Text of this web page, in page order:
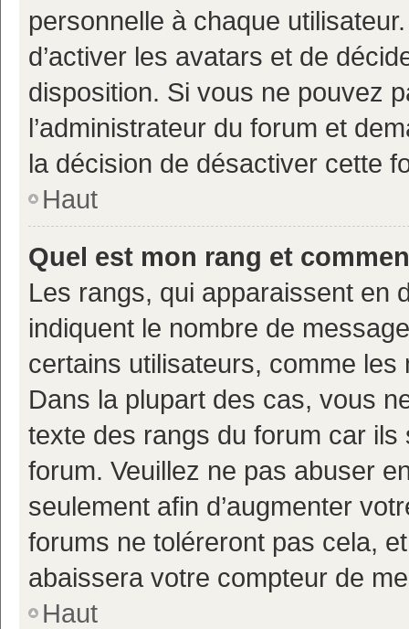
personnelle à chaque
d’activer les avatars et de
disposition. Si vous ne pouvez
l’administrateur du forum et
la décision de désactiver cette
Haut
Quel est mon rang et
Les rangs, qui apparaissent en
indiquent le nombre de
certains utilisateurs, comme
Dans la plupart des cas, vous
texte des rangs du forum car ils
forum. Veuillez ne pas abuser
seulement afin d’augmenter
forums ne toléreront pas cela,
abaissera votre compteur de
Haut